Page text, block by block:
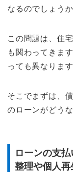
なるのでしょうか
この問題は、住
も関わってきま
っても異なります
そこでまずは、
のローンがどう
ローンの支
整理や個人再